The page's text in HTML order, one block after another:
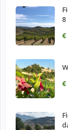
8
€
€